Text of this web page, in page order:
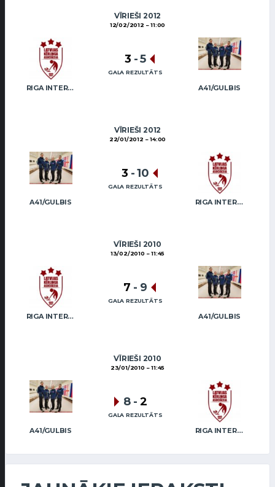
VĪRIEŠI 2012
12/02/2012 11:00
RIGA INTERNATIONAL CURLING CLUB / GRAY A41/GULBIS
3 -5
GALA REZULTĀTS
VĪRIEŠI 2012
22/01/2012 14:00
A41/GULBIS RIGA INTERNATIONAL CURLING CLUB / GRAY
3 - 10
GALA REZULTĀTS
VĪRIEŠI 2010
13/02/2010 11:45
RIGA INTERNATIONAL CURLING CLUB / GRAY A41/GULBIS
7 - 9
GALA REZULTĀTS
VĪRIEŠI 2010
23/01/2010 11:45
A41/GULBIS RIGA INTERNATIONAL CURLING CLUB / GRAY
8 - 2
GALA REZULTĀTS